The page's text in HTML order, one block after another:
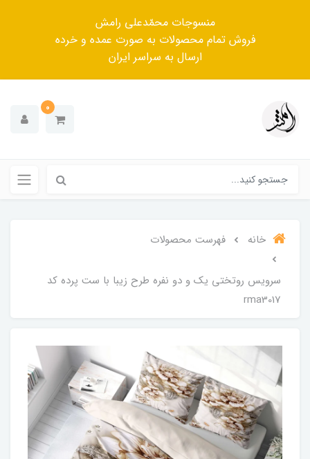
منسوجات محمّدعلی رامش
فروش تمام محصولات به صورت عمده و خرده
ارسال به سراسر ایران
0
خانه فهرست محصولات
سرویس روتختی یک و دو نفره طرح زیبا با ست پرده کد
rma3017